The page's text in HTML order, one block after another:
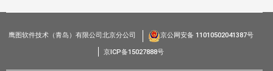
鹰图软件技术（青岛）有限公司北京分公司 京公网安备 11010502041387号
京ICP备15027888号